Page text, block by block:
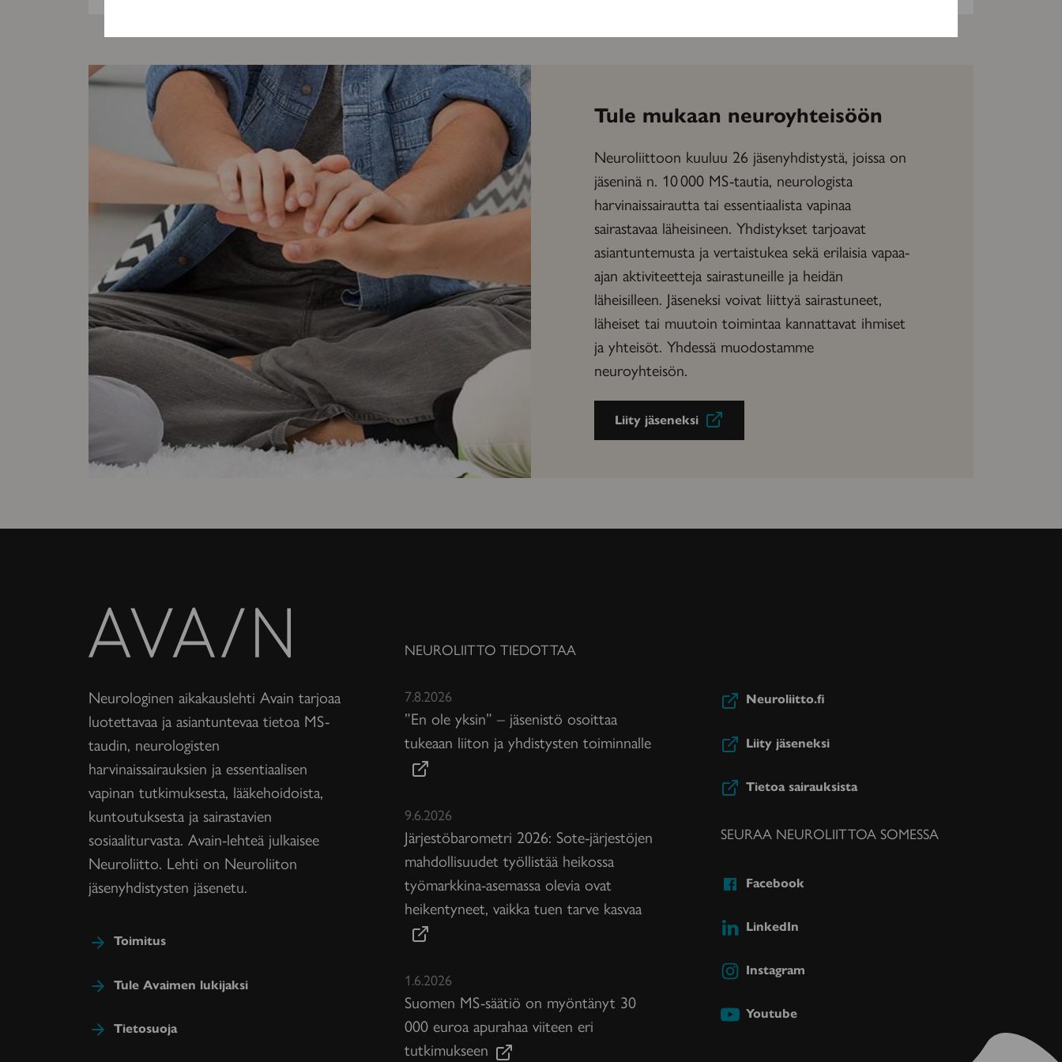
Tule mukaan neuroyhteisöön
Neuroliittoon kuuluu 26 jäsenyhdistystä, joissa on
jäseninä n. 10 000 MS-tautia, neurologista
harvinaissairautta tai essentiaalista vapinaa
sairastavaa läheisineen. Yhdistykset tarjoavat
asiantuntemusta ja vertaistukea sekä erilaisia vapaa-
ajan aktiviteetteja sairastuneille ja heidän
läheisilleen. Jäseneksi voivat liittyä sairastuneet,
läheiset tai muutoin toimintaa kannattavat ihmiset
ja yhteisöt. Yhdessä muodostamme
neuroyhteisön.
Liity jäseneksi
lehti
Neurologinen aikakauslehti Avain tarjoaa
luotettavaa ja asiantuntevaa tietoa MS-
taudin, neurologisten
harvinaissairauksien ja essentiaalisen
vapinan tutkimuksesta, lääkehoidoista,
kuntoutuksesta ja sairastavien
sosiaaliturvasta. Avain-lehteä julkaisee
Neuroliitto. Lehti on Neuroliiton
jäsenyhdistysten jäsenetu.
Toimitus
Tule Avaimen lukijaksi
Tietosuoja
NEUROLIITTO TIEDOTTAA
7.8.2026
”En ole yksin” – jäsenistö osoittaa
tukeaan liiton ja yhdistysten toiminnalle
9.6.2026
Järjestöbarometri 2026: Sote-järjestöjen
mahdollisuudet työllistää heikossa
työmarkkina-asemassa olevia ovat
heikentyneet, vaikka tuen tarve kasvaa
1.6.2026
Suomen MS-säätiö on myöntänyt 30
000 euroa apurahaa viiteen eri
tutkimukseen
Neuroliitto.fi
Liity jäseneksi
Tietoa sairauksista
SEURAA NEUROLIITTOA SOMESSA
Facebook
LinkedIn
Instagram
Youtube